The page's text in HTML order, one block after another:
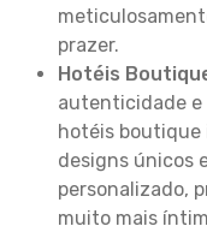
prazer.
Hotéis
autenticidade e
hotéis boutique
designs únicos
personalizado,
muito mais